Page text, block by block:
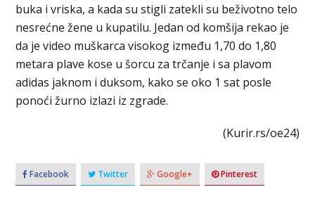
buka i vriska, a kada su stigli zatekli su beživotno telo
nesrećne žene u kupatilu. Jedan od komšija rekao je
da je video muškarca visokog između 1,70 do 1,80
metara plave kose u šorcu za trčanje i sa plavom
adidas jaknom i duksom, kako se oko 1 sat posle
ponoći žurno izlazi iz zgrade.
(Kurir.rs/oe24)
Facebook Twitter Google+ Pinterest